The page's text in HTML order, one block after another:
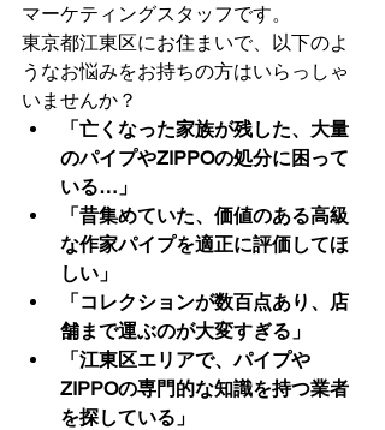
マーケティングスタッフです。
東京都江東区にお住まいで、以下のよ
うなお悩みをお持ちの方はいらっしゃ
いませんか？
「亡くなった家族が残した、大量
のパイプやZIPPOの処分に困って
いる…」
「昔集めていた、価値のある高級
な作家パイプを適正に評価してほ
しい」
「コレクションが数百点あり、店
舗まで運ぶのが大変すぎる」
「江東区エリアで、パイプや
ZIPPOの専門的な知識を持つ業者
を探している」